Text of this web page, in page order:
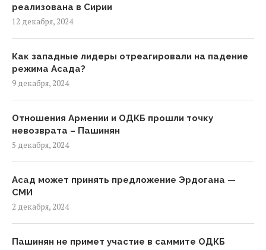
реализована в Сирии
12 декабря, 2024
Как западные лидеры отреагировали на падение
режима Асада?
9 декабря, 2024
Отношения Армении и ОДКБ прошли точку
невозврата – Пашинян
5 декабря, 2024
Асад может принять предложение Эрдогана —
СМИ
2 декабря, 2024
Пашинян не примет участие в саммите ОДКБ